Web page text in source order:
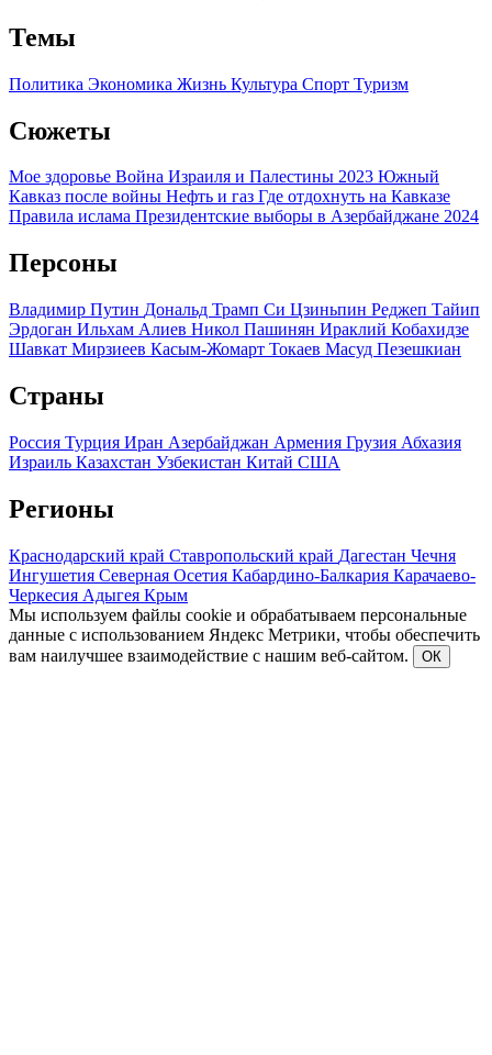
Темы
Политика Экономика Жизнь Культура Спорт Туризм
Сюжеты
Мое здоровье Война Израиля и Палестины 2023 Южный
Кавказ после войны Нефть и газ Где отдохнуть на Кавказе
Правила ислама Президентские выборы в Азербайджане 2024
Персоны
Владимир Путин Дональд Трамп Си Цзиньпин Реджеп Тайип
Эрдоган Ильхам Алиев Никол Пашинян Ираклий Кобахидзе
Шавкат Мирзиеев Касым-Жомарт Токаев Масуд Пезешкиан
Страны
Россия Турция Иран Азербайджан Армения Грузия Абхазия
Израиль Казахстан Узбекистан Китай США
Регионы
Краснодарский край Ставропольский край Дагестан Чечня
Ингушетия Северная Осетия Кабардино-Балкария Карачаево-
Черкесия Адыгея Крым
Мы используем файлы cookie и обрабатываем персональные
данные с использованием Яндекс Метрики, чтобы обеспечить
вам наилучшее взаимодействие с нашим веб-сайтом.
ОК